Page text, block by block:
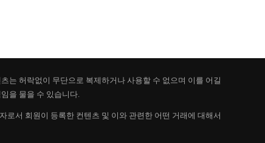
는 허락없이 무단으로 복제하거나 사용할 수 없으며 이를 어길
을 물을 수 있습니다.
로서 회원이 등록한 컨텐츠 및 이와 관련한 어떤 거래에 대해서